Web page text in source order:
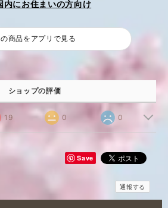
内にお住まいの方向け
の商品をアプリで見る
ショップの評価
19 0 0
Save
通報する